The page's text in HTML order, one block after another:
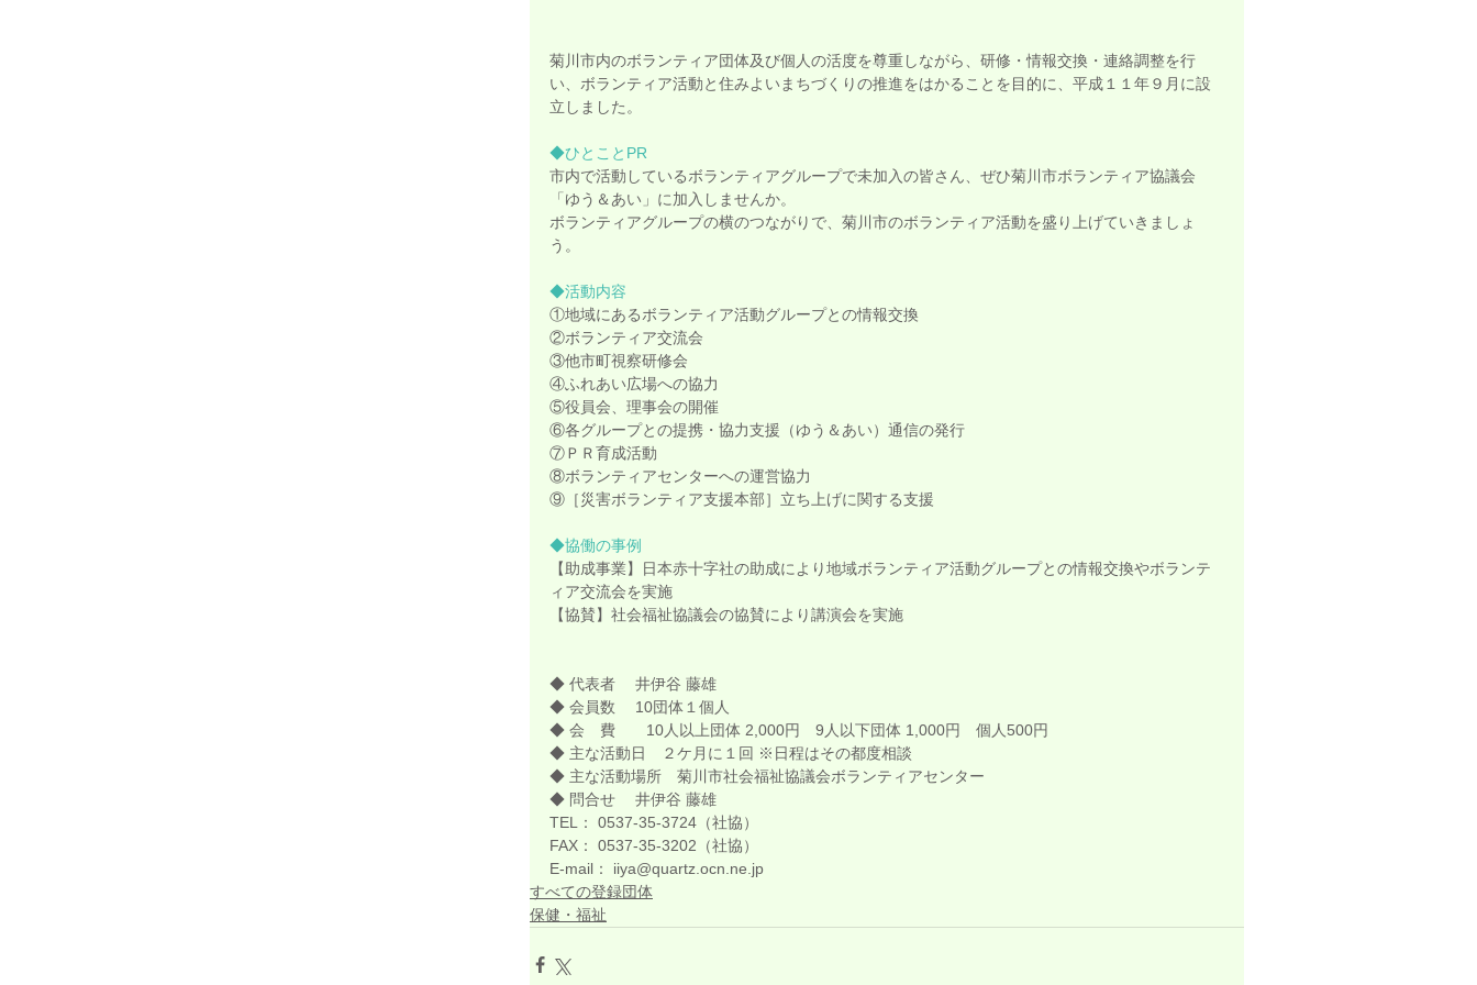
菊川市内のボランティア団体及び個人の活度を尊重しながら、研修・情報交換・連絡調整を行
い、ボランティア活動と住みよいまちづくりの推進をはかることを目的に、平成１１年９月に設
立しました。
◆ひとことPR
市内で活動しているボランティアグループで未加入の皆さん、ぜひ菊川市ボランティア協議会
「ゆう＆あい」に加入しませんか。
ボランティアグループの横のつながりで、菊川市のボランティア活動を盛り上げていきましょ
う。
◆活動内容
①地域にあるボランティア活動グループとの情報交換
②ボランティア交流会
③他市町視察研修会
④ふれあい広場への協力
⑤役員会、理事会の開催
⑥各グループとの提携・協力支援（ゆう＆あい）通信の発行
⑦ＰＲ育成活動
⑧ボランティアセンターへの運営協力
⑨［災害ボランティア支援本部］立ち上げに関する支援
◆協働の事例
【助成事業】日本赤十字社の助成により地域ボランティア活動グループとの情報交換やボランテ
ィア交流会を実施
【協賛】社会福祉協議会の協賛により講演会を実施
◆ 代表者　 井伊谷 藤雄
◆ 会員数 　10団体１個人
◆ 会　費　　10人以上団体 2,000円　9人以下団体 1,000円　個人500円
◆ 主な活動日　２ケ月に１回 ※日程はその都度相談
◆ 主な活動場所　菊川市社会福祉協議会ボランティアセンター
◆ 問合せ　 井伊谷 藤雄
TEL： 0537-35-3724（社協）
FAX： 0537-35-3202（社協）
E-mail： iiya@quartz.ocn.ne.jp
すべての登録団体
保健・福祉